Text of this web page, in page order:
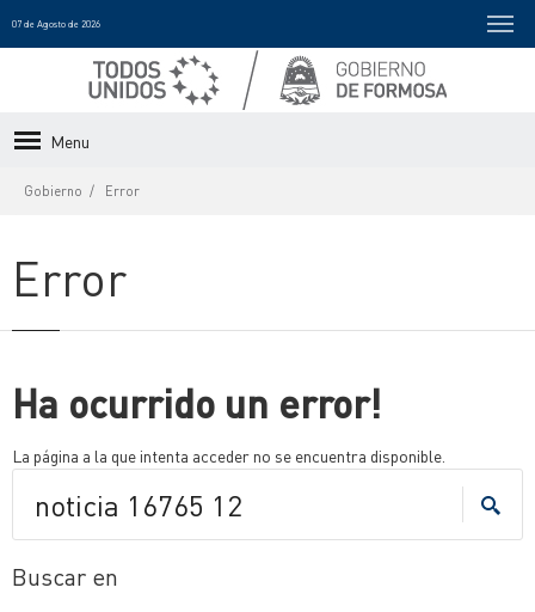
07 de Agosto de 2026
Menu
Gobierno Error
Error
Ha ocurrido un error!
La página a la que intenta acceder no se encuentra disponible.
Buscar en